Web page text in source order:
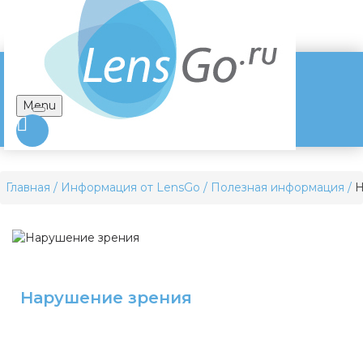
Menu
Главная Информация от LensGo Полезная информация
Нарушение зрения